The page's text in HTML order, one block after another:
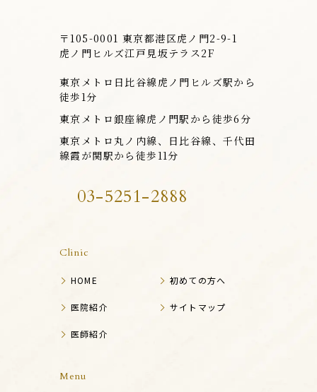
〒105-0001 東京都港区虎ノ門2-9-1
虎ノ門ヒルズ江戸見坂テラス2F
東京メトロ日比谷線虎ノ門ヒルズ駅から
徒歩1分
東京メトロ銀座線虎ノ門駅から徒歩6分
東京メトロ丸ノ内線、日比谷線、千代田
線霞が関駅から徒歩11分
03-5251-2888
Clinic
HOME
医院紹介
医師紹介
初めての方へ
サイトマップ
Menu